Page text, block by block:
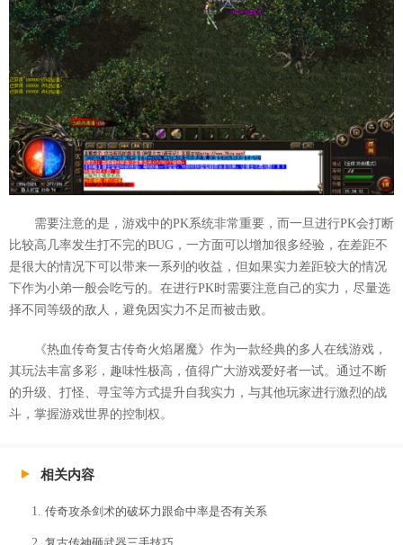
需要注意的是，游戏中的PK系统非常重要，而一旦进行PK会打断
比较高几率发生打不完的BUG，一方面可以增加很多经验，在差距不
是很大的情况下可以带来一系列的收益，但如果实力差距较大的情况
下作为小弟一般会吃亏的。在进行PK时需要注意自己的实力，尽量选
择不同等级的敌人，避免因实力不足而被击败。
《热血传奇复古传奇火焰屠魔》作为一款经典的多人在线游戏，
其玩法丰富多彩，趣味性极高，值得广大游戏爱好者一试。通过不断
的升级、打怪、寻宝等方式提升自我实力，与其他玩家进行激烈的战
斗，掌握游戏世界的控制权。
相关内容
传奇攻杀剑术的破坏力跟命中率是否有关系